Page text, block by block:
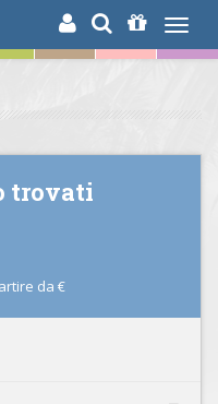
RICERCA
trovati
da €